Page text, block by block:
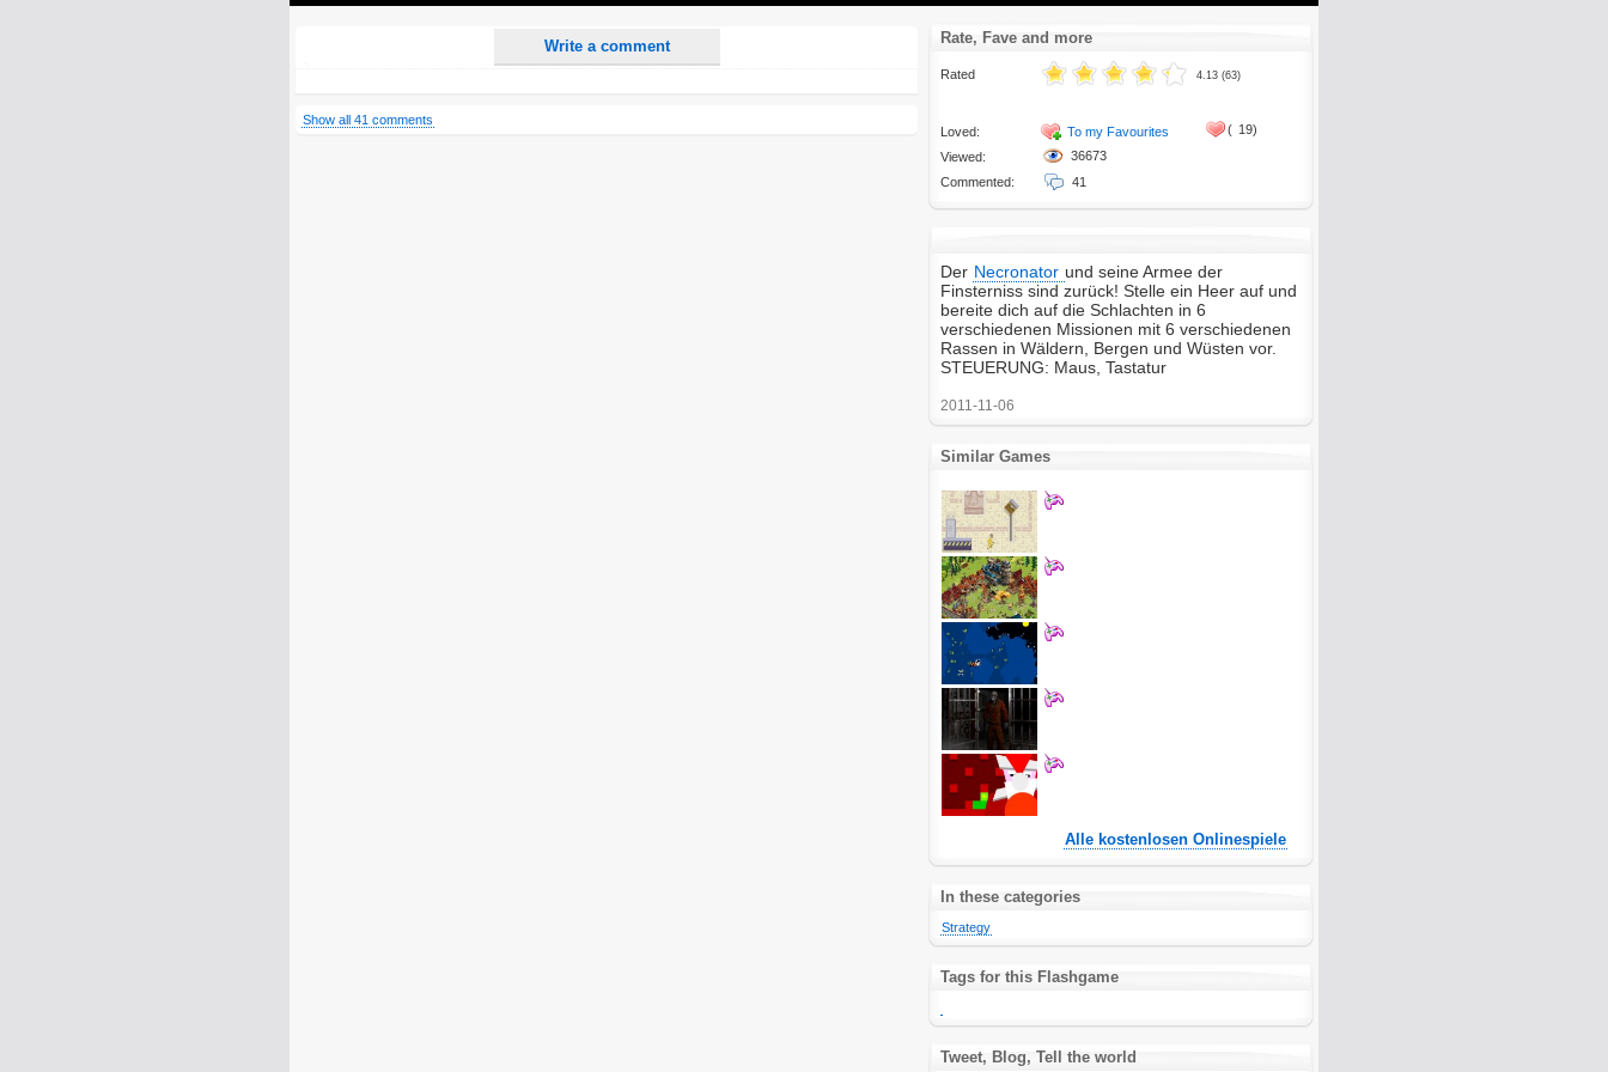
Write a comment
Show all 41 comments
Rate, Fave and more
Rated
Loved:
Viewed:
Commented:
4.13 (63)
To my Favourites
36673
41
( 19)
Der Necronator und seine Armee der
Finsterniss sind zurück! Stelle ein Heer auf und
bereite dich auf die Schlachten in 6
verschiedenen Missionen mit 6 verschiedenen
Rassen in Wäldern, Bergen und Wüsten vor.
STEUERUNG: Maus, Tastatur
2011-11-06
Similar Games
Alle kostenlosen Onlinespiele
In these categories
Strategy
Tags for this Flashgame
Tweet, Blog, Tell the world